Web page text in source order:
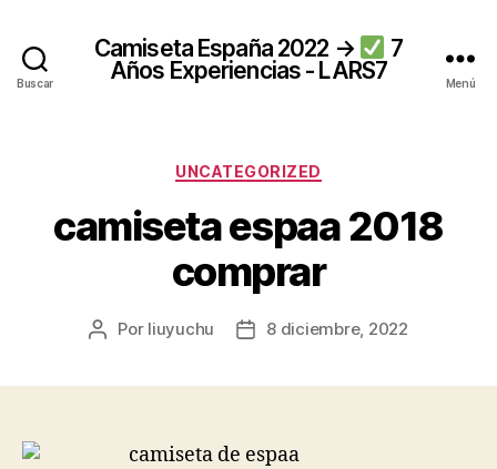
Buscar
Camiseta España 2022 →
7
Años Experiencias - LARS7
Menú
Categorías
UNCATEGORIZED
camiseta espaa 2018
comprar
Autor
Por liuyuchu
Fecha8 diciembre, 2022